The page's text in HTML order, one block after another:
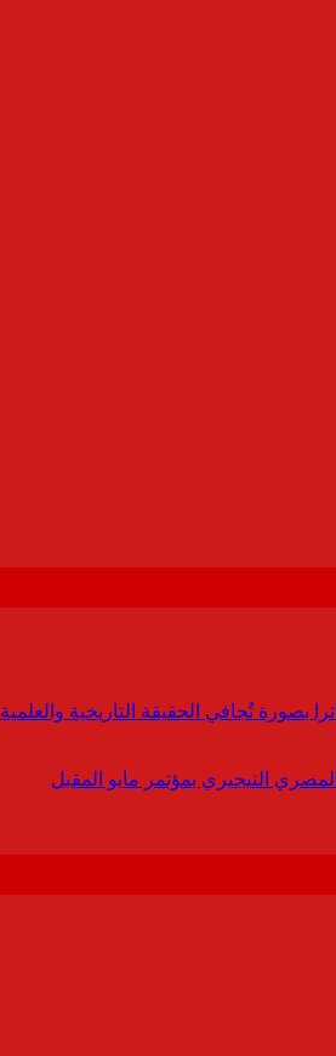
بصورة تُجافي الحقيقة التاريخية والعلمية
النيجيري بمؤتمر مايو المقبل